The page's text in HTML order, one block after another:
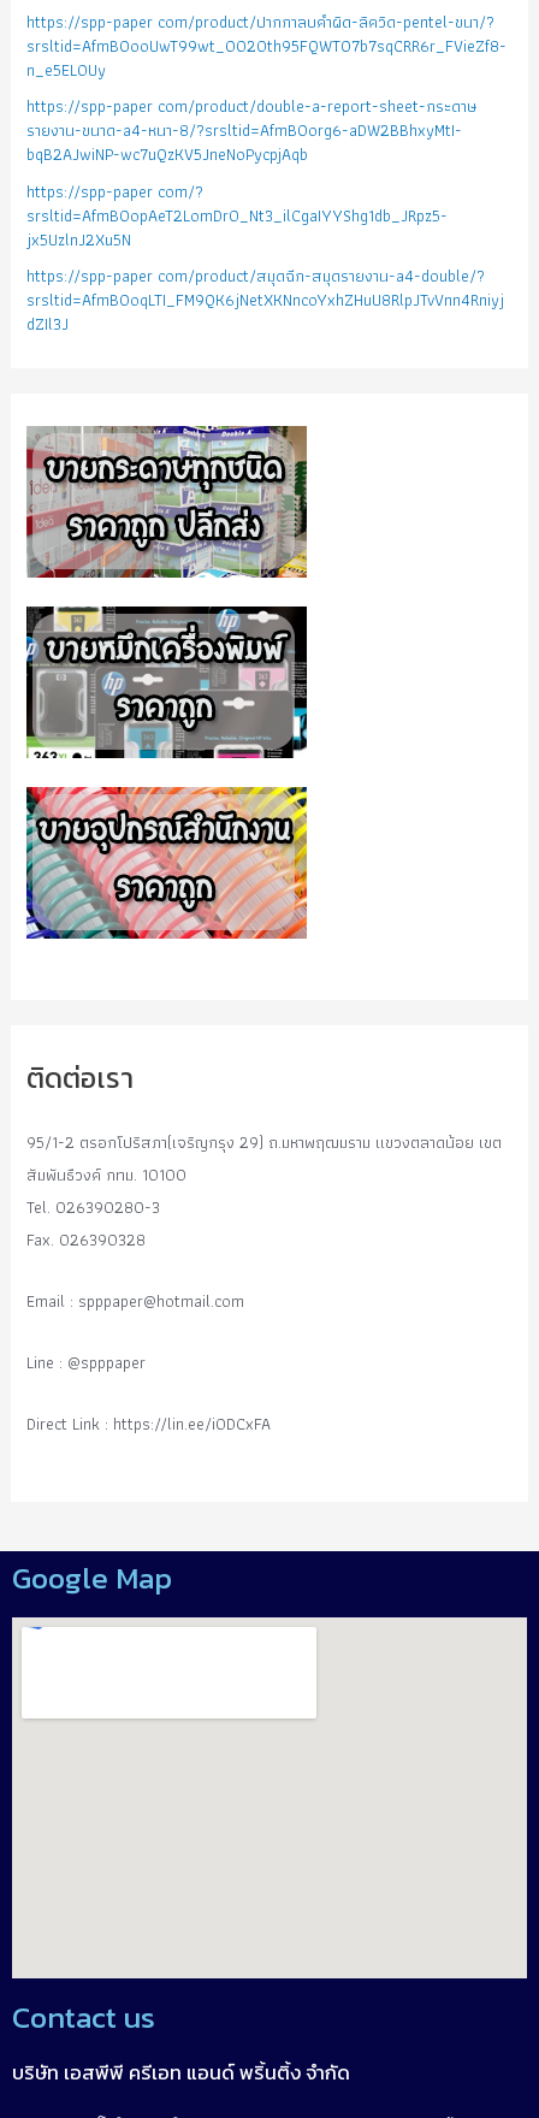
https://spp-paper com/product/ปากกาลบคำผิด-ลิควิด-pentel-ขนา/?
srsltid=AfmBOooUwT99wt_0020th95FQWTO7b7sqCRR6r_FVieZf8-
n_e5EL0Uy
https://spp-paper com/product/double-a-report-sheet-กระดาษ
รายงาน-ขนาด-a4-หนา-8/?srsltid=AfmBOorg6-aDW2BBhxyMtI-
bqB2AJwiNP-wc7uQzKV5JneNoPycpjAqb
https://spp-paper com/?
srsltid=AfmBOopAeT2LomDr0_Nt3_ilCgaIYYShg1db_JRpz5-
jx5UzlnJ2Xu5N
https://spp-paper com/product/สมุดฉีก-สมุดรายงาน-a4-double/?
srsltid=AfmBOoqLTI_FM9QK6jNetXKNncoYxhZHuU8RlpJTvVnn4Rniyj
dZIl3J
ติดต่อเรา
95/1-2 ตรอกโปริสภา(เจริญกรุง 29) ถ.มหาพฤฒมราม แขวงตลาดน้อย เขต
สัมพันธืวงค์ กทม. 10100
Tel. 026390280-3
Fax. 026390328
Email : spppaper@hotmail.com
Line : @spppaper
Direct Link : https://lin.ee/i0DCxFA
Google Map
Contact us
บริษัท เอสพีพี ครีเอท แอนด์ พริ้นติ้ง จำกัด